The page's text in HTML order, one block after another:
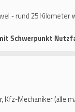
- rund 25
Schwerpunkt
Kfz-Mechaniker (alle